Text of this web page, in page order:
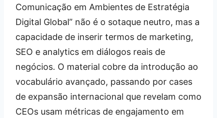
Comunicação em Ambientes de Estratégia
Digital Global” não é o sotaque neutro, mas a
capacidade de inserir termos de marketing,
SEO e analytics em diálogos reais de
negócios. O material cobre da introdução ao
vocabulário avançado, passando por cases
de expansão internacional que revelam como
CEOs usam métricas de engajamento em